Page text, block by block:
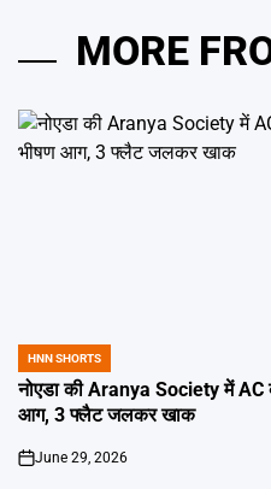
MORE
POSTED
IN
HNN SHORTS
नोएडा की Aranya Society में AC
आग, 3 फ्लैट जलकर खाक
on
June 29, 2026